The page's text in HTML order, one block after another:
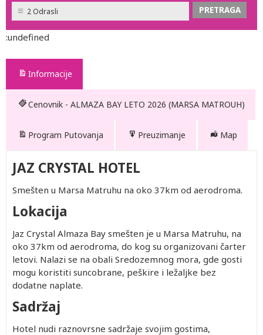
2 Odrasli
:undefined
Informacije
Cenovnik - ALMAZA BAY LETO 2026 (MARSA MATROUH)
Program Putovanja Preuzimanje Map
JAZ CRYSTAL HOTEL
Smešten u Marsa Matruhu na oko 37km od aerodroma.
Lokacija
Jaz Crystal Almaza Bay smešten je u Marsa Matruhu, na
oko 37km od aerodroma, do kog su organizovani čarter
letovi. Nalazi se na obali Sredozemnog mora, gde gosti
mogu koristiti suncobrane, peškire i ležaljke bez
dodatne naplate.
Sadržaj
Hotel nudi raznovrsne sadržaje svojim gostima,